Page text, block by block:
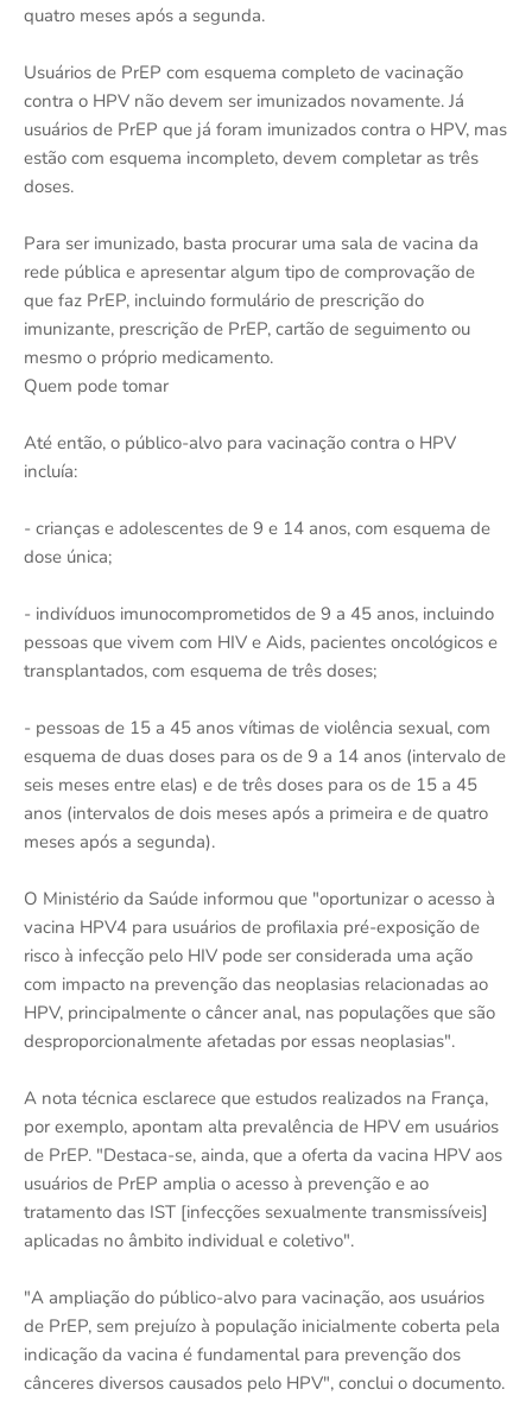
quatro meses após a segunda.
Usuários de PrEP com esquema completo de vacinação
contra o HPV não devem ser imunizados novamente. Já
usuários de PrEP que já foram imunizados contra o HPV, mas
estão com esquema incompleto, devem completar as três
doses.
Para ser imunizado, basta procurar uma sala de vacina da
rede pública e apresentar algum tipo de comprovação de
que faz PrEP, incluindo formulário de prescrição do
imunizante, prescrição de PrEP, cartão de seguimento ou
mesmo o próprio medicamento.
Quem pode tomar
Até então, o público-alvo para vacinação contra o HPV
incluía:
- crianças e adolescentes de 9 e 14 anos, com esquema de
dose única;
- indivíduos imunocomprometidos de 9 a 45 anos, incluindo
pessoas que vivem com HIV e Aids, pacientes oncológicos e
transplantados, com esquema de três doses;
- pessoas de 15 a 45 anos vítimas de violência sexual, com
esquema de duas doses para os de 9 a 14 anos (intervalo de
seis meses entre elas) e de três doses para os de 15 a 45
anos (intervalos de dois meses após a primeira e de quatro
meses após a segunda).
O Ministério da Saúde informou que "oportunizar o acesso à
vacina HPV4 para usuários de profilaxia pré-exposição de
risco à infecção pelo HIV pode ser considerada uma ação
com impacto na prevenção das neoplasias relacionadas ao
HPV, principalmente o câncer anal, nas populações que são
desproporcionalmente afetadas por essas neoplasias".
A nota técnica esclarece que estudos realizados na França,
por exemplo, apontam alta prevalência de HPV em usuários
de PrEP. "Destaca-se, ainda, que a oferta da vacina HPV aos
usuários de PrEP amplia o acesso à prevenção e ao
tratamento das IST [infecções sexualmente transmissíveis]
aplicadas no âmbito individual e coletivo".
"A ampliação do público-alvo para vacinação, aos usuários
de PrEP, sem prejuízo à população inicialmente coberta pela
indicação da vacina é fundamental para prevenção dos
cânceres diversos causados pelo HPV", conclui o documento.